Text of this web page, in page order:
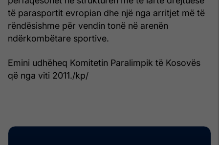
të parasportit evropian dhe një nga arritjet më të
rëndësishme për vendin tonë në arenën
ndërkombëtare sportive.
Emini udhëheq Komitetin Paralimpik të Kosovës
që nga viti 2011./kp/